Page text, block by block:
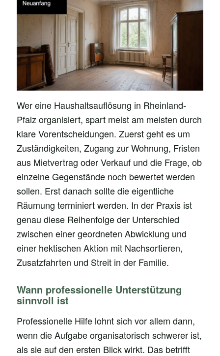
Wer eine Haushaltsauflösung in Rheinland-
Pfalz organisiert, spart meist am meisten durch
klare Vorentscheidungen. Zuerst geht es um
Zuständigkeiten, Zugang zur Wohnung, Fristen
aus Mietvertrag oder Verkauf und die Frage, ob
einzelne Gegenstände noch bewertet werden
sollen. Erst danach sollte die eigentliche
Räumung terminiert werden. In der Praxis ist
genau diese Reihenfolge der Unterschied
zwischen einer geordneten Abwicklung und
einer hektischen Aktion mit Nachsortieren,
Zusatzfahrten und Streit in der Familie.
Wann professionelle Unterstützung
sinnvoll ist
Professionelle Hilfe lohnt sich vor allem dann,
wenn die Aufgabe organisatorisch schwerer ist,
als sie auf den ersten Blick wirkt. Das betrifft